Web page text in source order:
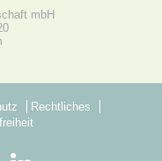
mbH
Rechtliches